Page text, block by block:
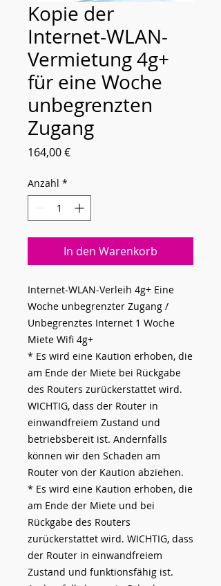
Kopie der
Internet-WLAN-
Vermietung 4g+
für eine Woche
unbegrenzten
Zugang
164,00 €Preis
Anzahl *
In den Warenkorb
Internet-WLAN-Verleih 4g+ Eine
Woche unbegrenzter Zugang /
Unbegrenztes Internet 1 Woche
Miete Wifi 4g+
* Es wird eine Kaution erhoben, die
am Ende der Miete bei Rückgabe
des Routers zurückerstattet wird.
WICHTIG, dass der Router in
einwandfreiem Zustand und
betriebsbereit ist. Andernfalls
können wir den Schaden am
Router von der Kaution abziehen.
* Es wird eine Kaution erhoben, die
am Ende der Miete und bei
Rückgabe des Routers
zurückerstattet wird. WICHTIG, dass
der Router in einwandfreiem
Zustand und funktionsfähig ist.